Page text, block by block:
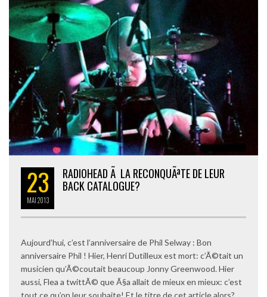
23
MAI2013
RADIOHEAD Ã LA RECONQUÃªTE DE LEUR
BACK CATALOGUE?
Aujourd’hui, c’est l’anniversaire de Phil Selway : Bon
anniversaire Phil ! Hier, Henri Dutilleux est mort: c’Ã©tait un
musicien qu’Ã©coutait beaucoup Jonny Greenwood. Hier
aussi, Flea a twittÃ© que Ã§a allait de mieux en mieux: c’est